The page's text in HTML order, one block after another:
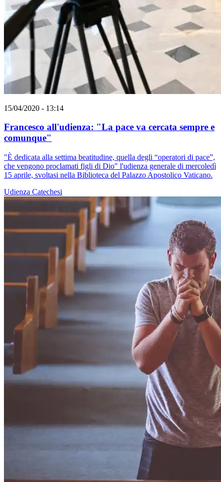
15/04/2020 - 13:14
Francesco all'udienza: "La pace va cercata sempre e
comunque"
"È dedicata alla settima beatitudine, quella degli “operatori di pace”,
che vengono proclamati figli di Dio" l'udienza generale di mercoledì
15 aprile, svoltasi nella Biblioteca del Palazzo Apostolico Vaticano.
Udienza Catechesi